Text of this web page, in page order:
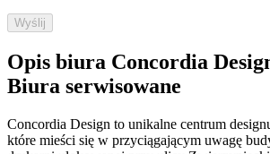
Wyślij
Opis biura Concordia
Biura serwisowane
Concordia Design to unikalne centrum
które mieści się w przyciągającym uwagę